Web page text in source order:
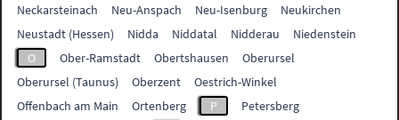
Neckarsteinach
Neu-Anspach Neu-Isenburg
Neukirchen
Neustadt (Hessen)
Nidda Niddatal Nidderau
Niedenstein
O
Ober-Ramstadt Obertshausen
Oberursel
Oberursel (Taunus)
Oberzent
Oestrich-Winkel
Offenbach am Main
Ortenberg P
Petersberg